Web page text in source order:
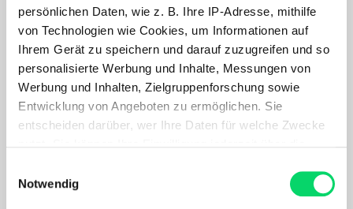
persönlichen Daten, wie z. B. Ihre IP-Adresse, mithilfe
von Technologien wie Cookies, um Informationen auf
Ihrem Gerät zu speichern und darauf zuzugreifen und so
personalisierte Werbung und Inhalte, Messungen von
Werbung und Inhalten, Zielgruppenforschung sowie
Entwicklung von Angeboten zu ermöglichen. Sie
entscheiden darüber, wer Ihre Daten für welche Zwecke
Trigger Symbol ändern oder widerrufen
Notwendig
zum Schutz von Stirn, Schläfen und Hinterkopf, einfach zu
bedienender Magnetverschluss, optimale Belüftung sowie
Größen-Feinanpassung mittels herausnehmbarer Polster
und Drehverschluss. Ein einzigartiges Sicherheitsmerkmal
ist das flexible Visier, das als zusätzlicher Aufprallschutz
Sicherheitsnormen gemäß EN 1078:2012/A1:2012 (Helme
für Radfahrer und für Benutzer von Skateboards und